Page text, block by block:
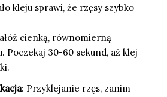
kleju sprawi, że rzęsy szybko
cienką, równomierną
Poczekaj 30-60 sekund, aż klej
: Przyklejanie rzęs, zanim